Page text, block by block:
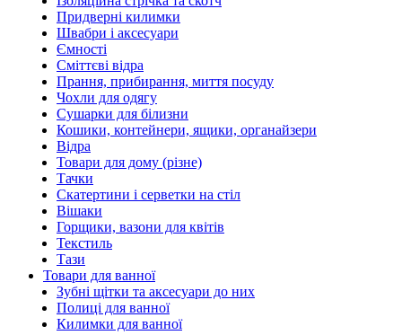
Придверні килимки
Швабри і аксесуари
Ємності
Сміттєві відра
Прання, прибирання, миття посуду
Чохли для одягу
Сушарки для білизни
Кошики, контейнери, ящики, органайзери
Відра
Товари для дому (різне)
Тачки
Скатертини і серветки на стіл
Вішаки
Горщики, вазони для квітів
Текстиль
Тази
Товари для ванної
Зубні щітки та аксесуари до них
Полиці для ванної
Килимки для ванної